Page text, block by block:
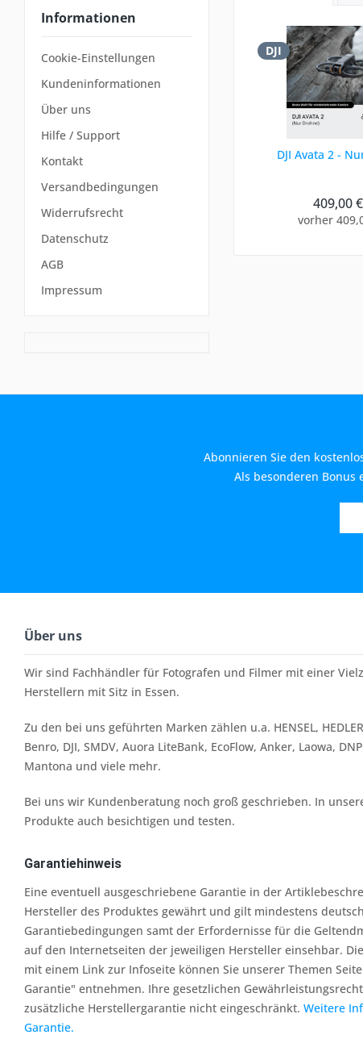
Informationen
Cookie-Einstellungen
Kundeninformationen
Über uns
Hilfe / Support
Kontakt
Versandbedingungen
Widerrufsrecht
Datenschutz
AGB
Impressum
DJI
DJI Avata 2 -
409,00
vorher
Abonnieren Sie den
Als besonderen Bonus
Über uns
Wir sind Fachhändler für Fotografen und Filmer mit einer
Herstellern mit Sitz in Essen.
Zu den bei uns geführten Marken zählen u.a. HENSEL,
Benro, DJI, SMDV, Auora LiteBank, EcoFlow, Anker, Laowa,
Mantona und viele mehr.
Bei uns wir Kundenberatung noch groß geschrieben. In
Produkte auch besichtigen und testen.
Garantiehinweis
Eine eventuell ausgeschriebene Garantie in der
Hersteller des Produktes gewährt und gilt mindestens
Garantiebedingungen samt der Erfordernisse für die
auf den Internetseiten der jeweiligen Hersteller einsehbar.
mit einem Link zur Infoseite können Sie unserer Themen
Garantie" entnehmen. Ihre gesetzlichen
zusätzliche Herstellergarantie nicht eingeschränkt. Weitere
Garantie.